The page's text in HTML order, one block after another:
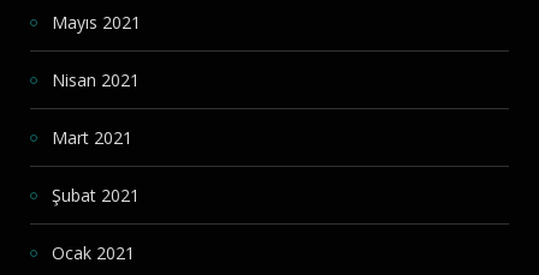
Mayıs 2021
Nisan 2021
Mart 2021
Şubat 2021
Ocak 2021